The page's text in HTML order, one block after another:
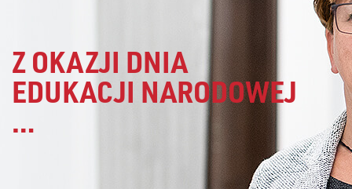
Z OKAZJI DNIA
EDUKACJI NARODOWEJ
…